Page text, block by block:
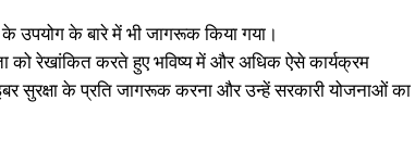
उपयोग के बारे में भी जागरूक किया गया।
को रेखांकित करते हुए भविष्य में और अधिक ऐसे कार्यक्रम
सुरक्षा के प्रति जागरूक करना और उन्हें सरकारी योजनाओं का